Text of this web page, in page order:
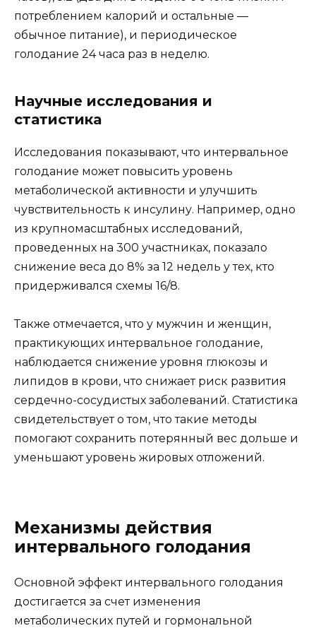
потреблением калорий и остальные —
обычное питание), и периодическое
голодание 24 часа раз в неделю.
Научные исследования и
статистика
Исследования показывают, что интервальное
голодание может повысить уровень
метаболической активности и улучшить
чувствительность к инсулину. Например, одно
из крупномасштабных исследований,
проведенных на 300 участниках, показало
снижение веса до 8% за 12 недель у тех, кто
придерживался схемы 16/8.
Также отмечается, что у мужчин и женщин,
практикующих интервальное голодание,
наблюдается снижение уровня глюкозы и
липидов в крови, что снижает риск развития
сердечно-сосудистых заболеваний. Статистика
свидетельствует о том, что такие методы
помогают сохранить потерянный вес дольше и
уменьшают уровень жировых отложений.
Механизмы действия
интервального голодания
Основной эффект интервального голодания
достигается за счет изменения
метаболических путей и гормональной